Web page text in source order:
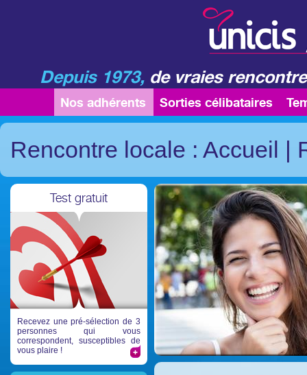
Depuis 1973, de vraies
Nos adhérents Sorties célibataires
Rencontre locale : Accueil |
Test gratuit
Recevez une pré-sélection de 3
personnes qui vous
correspondent, susceptibles de
vous plaire !